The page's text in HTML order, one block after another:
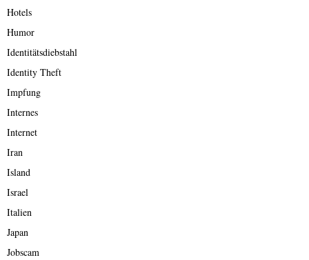
Hotels
Humor
Identitätsdiebstahl
Identity Theft
Impfung
Internes
Internet
Iran
Island
Israel
Italien
Japan
Jobscam